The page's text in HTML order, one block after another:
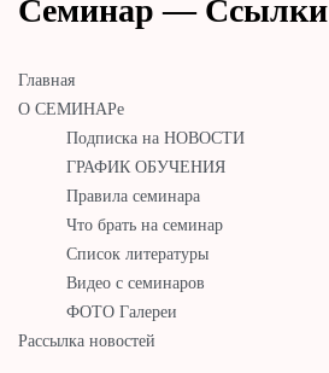
Семинар — Ссылки
Главная
О СЕМИНАРе
Подписка на НОВОСТИ
ГРАФИК ОБУЧЕНИЯ
Правила семинара
Что брать на семинар
Список литературы
Видео с семинаров
ФОТО Галереи
Рассылка новостей